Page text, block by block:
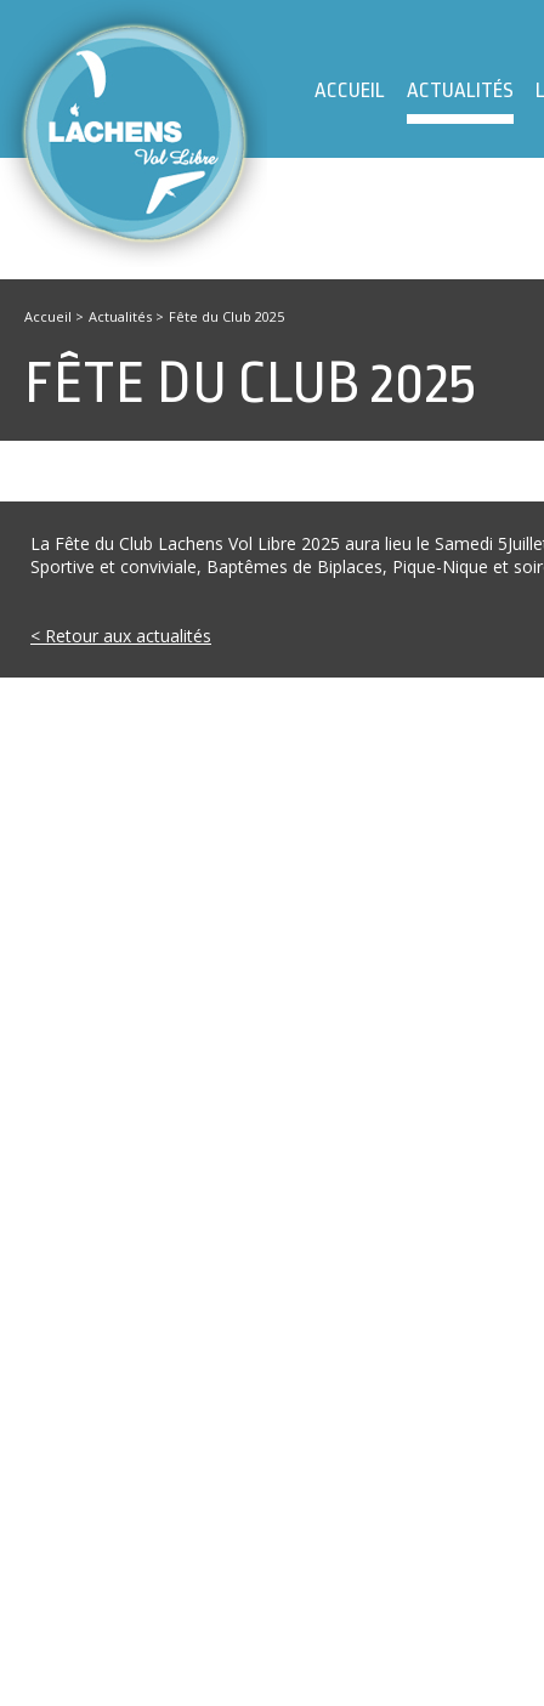
ACCUEIL ACTUALITÉS
Accueil > Actualités > Fête du Club 2025
FÊTE DU CLUB 2025
La Fête du Club Lachens Vol Libre 2025 aura lieu le Samedi
Sportive et conviviale, Baptêmes de Biplaces, Pique-Nique et
< Retour aux actualités